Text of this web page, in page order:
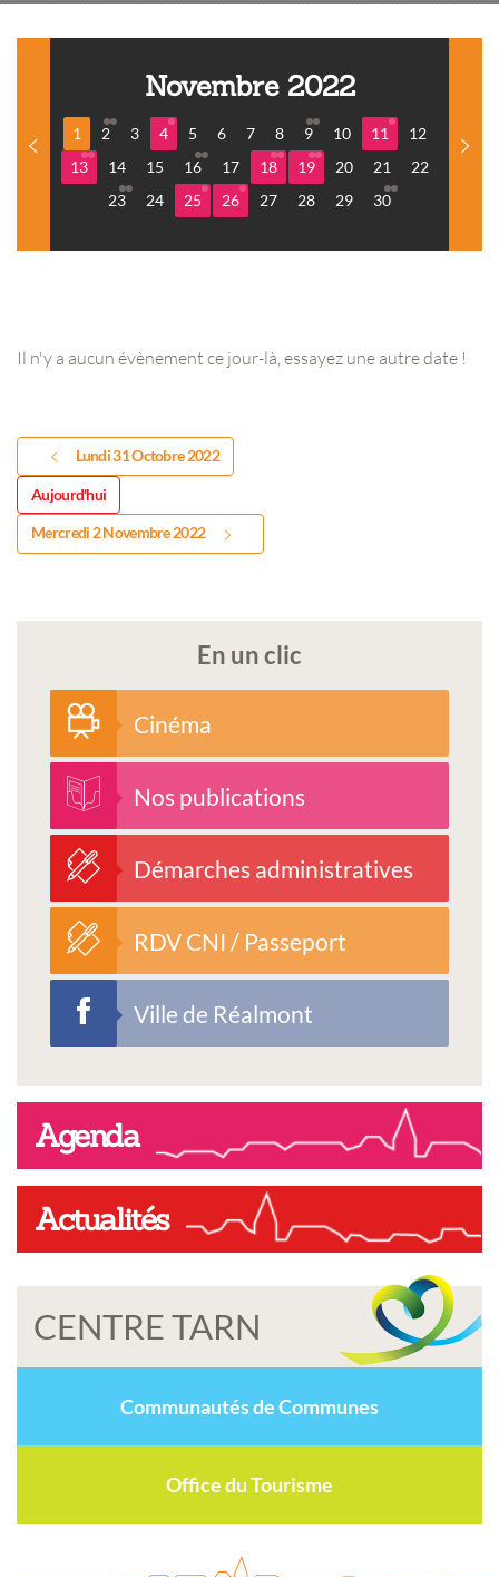
Novembre 2022
1 2 3 4 5 6 7 8 9 10 11
12
13
14 15 16 17 18 19 20 21
22
23
24 25 26 27 28 29 30
Il n'y a aucun évènement ce jour-là, essayez une autre date !
Lundi 31 Octobre 2022
Aujourd'hui
Mercredi 2 Novembre 2022
En un clic
Cinéma
Nos publications
Démarches administratives
RDV CNI / Passeport
Ville de Réalmont
Agenda
Actualités
CENTRE TARN
Communautés de Communes
Office du Tourisme